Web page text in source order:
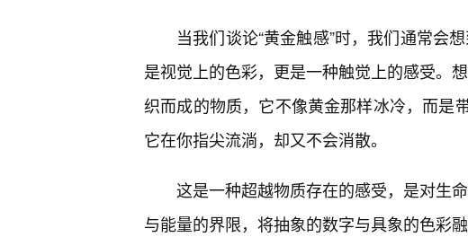
当我们谈论“黄金触感”时，我们通常会
是视觉上的色彩，更是一种触觉上的感受。
织而成的物质，它不像黄金那样冰冷，而是
它在你指尖流淌，却又不会消散。
这是一种超越物质存在的感受，是对生
与能量的界限，将抽象的数字与具象的色彩